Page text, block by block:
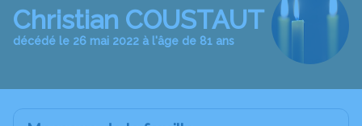
Christian COUSTAUT
décédé le 26 mai 2022 à l'âge de 81 ans